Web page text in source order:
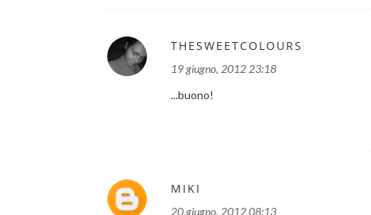
THESWEETCOLOURS
19 giugno, 2012 23:18
...buono!
MIKI
20 giugno, 2012 08:13